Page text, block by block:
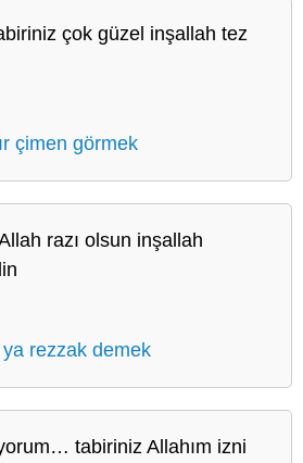
çok güzel inşallah tez
çimen görmek
razı olsun inşallah
rezzak demek
tabiriniz Allahım izni